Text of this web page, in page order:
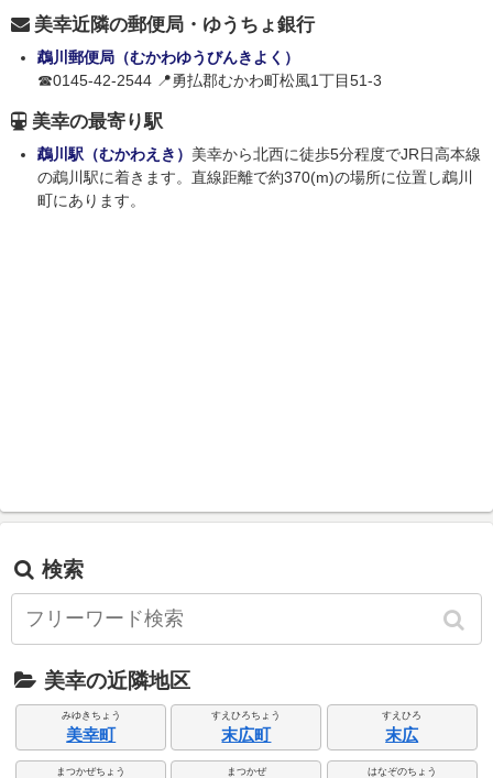
美幸近隣の郵便局・ゆうちょ銀行
鵡川郵便局（むかわゆうびんきよく）
☎0145-42-2544 📍勇払郡むかわ町松風1丁目51-3
美幸の最寄り駅
鵡川駅（むかわえき） 美幸から北西に徒歩5分程度でJR日高本線
の鵡川駅に着きます。直線距離で約370(m)の場所に位置し鵡川
町にあります。
検索
美幸の近隣地区
みゆきちょう
美幸町
すえひろちょう
末広町
すえひろ
末広
まつかぜちょう まつかぜ はなぞのちょう